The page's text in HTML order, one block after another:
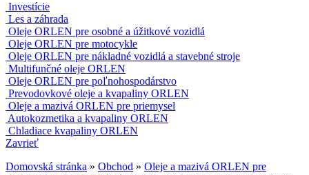
Investície
Les a záhrada
Oleje ORLEN pre osobné a úžitkové vozidlá
Oleje ORLEN pre motocykle
Oleje ORLEN pre nákladné vozidlá a stavebné stroje
Multifunčné oleje ORLEN
Oleje ORLEN pre poľnohospodárstvo
Prevodovkové oleje a kvapaliny ORLEN
Oleje a mazivá ORLEN pre priemysel
Autokozmetika a kvapaliny ORLEN
Chladiace kvapaliny ORLEN
Zavrieť
Domovská stránka » Obchod » Oleje a mazivá ORLEN pre